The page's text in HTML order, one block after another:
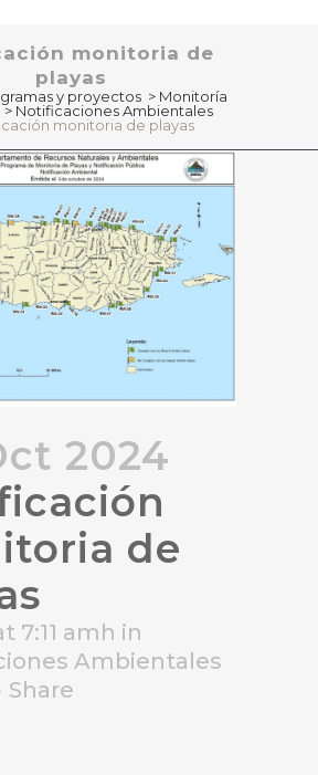
monitoria de
playas
y proyectos > Monitoría
> Notificaciones Ambientales
monitoria de playas
2024
de
7:11 amh in
Ambientales
Share